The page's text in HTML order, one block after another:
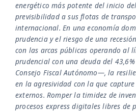
energético más potente del inicio
previsibilidad a sus flotas de
internacional. En una economía
prudencia y el riesgo de una
con las arcas públicas operando al
prudencial con una deuda del
Consejo Fiscal Autónomo—, la
en la agresividad con la que
externos. Romper la timidez de
procesos express digitales libres de